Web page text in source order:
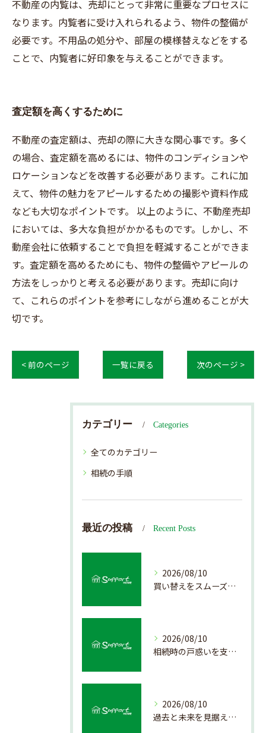
不動産の内覧は、売却にとって非常に重要なプロセスに
なります。内覧者に受け入れられるよう、物件の整備が
必要です。不用品の処分や、部屋の模様替えなどをする
ことで、内覧者に好印象を与えることができます。
査定額を高くするために
不動産の査定額は、売却の際に大きな関心事です。多く
の場合、査定額を高めるには、物件のコンディションや
ロケーションなどを改善する必要があります。これに加
えて、物件の魅力をアピールするための撮影や資料作成
なども大切なポイントです。 以上のように、不動産売却
においては、多大な負担がかかるものです。しかし、不
動産会社に依頼することで負担を軽減することができま
す。査定額を高めるためにも、物件の整備やアピールの
方法をしっかりと考える必要があります。売却に向け
て、これらのポイントを参考にしながら進めることが大
切です。
< 前のページ 一覧に戻る 次のページ >
カテゴリー Categories
全てのカテゴリー
相続の手順
最近の投稿 Recent Posts
2026/08/10
買い替えをスムーズにする不動産売却のポイント解説
2026/08/10
相続時の戸惑いを支える不動産売却の手順解説
2026/08/10
過去と未来を見据えた戸建て売却戦略の秘訣